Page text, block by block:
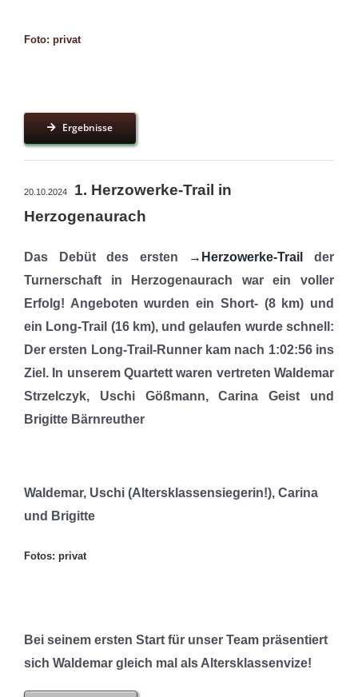
Foto: privat
Ergebnisse
20.10.2024
1. Herzowerke-Trail in
Herzogenaurach
Das Debüt des ersten →Herzowerke-Trail
der
Turnerschaft in Herzogenaurach war ein voller
Erfolg! Angeboten wurden ein Short- (8 km) und
ein Long-Trail (16 km), und gelaufen wurde schnell:
Der ersten Long-Trail-Runner kam nach 1:02:56 ins
Ziel. In unserem Quartett waren vertreten Waldemar
Strzelczyk, Uschi Gößmann, Carina Geist und
Brigitte Bärnreuther
Waldemar, Uschi (Altersklassensiegerin!), Carina
und Brigitte
Fotos: privat
Bei seinem ersten Start für unser Team präsentiert
sich Waldemar gleich mal als Altersklassenvize!